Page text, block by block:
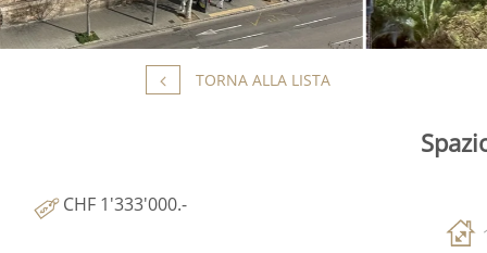
TORNA ALLA LISTA
CHF 1'333'000.-